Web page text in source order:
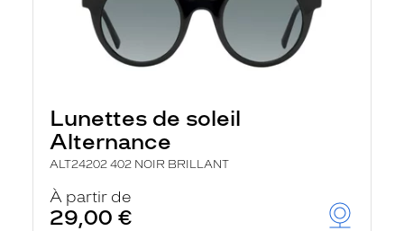
Lunettes de soleil
Alternance
ALT24202 402 NOIR BRILLANT
À partir de
29,00 €